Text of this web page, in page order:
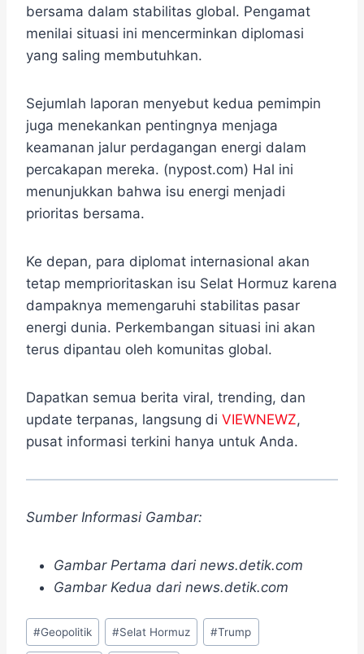
bersama dalam stabilitas global. Pengamat
menilai situasi ini mencerminkan diplomasi
yang saling membutuhkan.
Sejumlah laporan menyebut kedua pemimpin
juga menekankan pentingnya menjaga
keamanan jalur perdagangan energi dalam
percakapan mereka. (nypost.com) Hal ini
menunjukkan bahwa isu energi menjadi
prioritas bersama.
Ke depan, para diplomat internasional akan
tetap memprioritaskan isu Selat Hormuz karena
dampaknya memengaruhi stabilitas pasar
energi dunia. Perkembangan situasi ini akan
terus dipantau oleh komunitas global.
Dapatkan semua berita viral, trending, dan
update terpanas, langsung di VIEWNEWZ,
pusat informasi terkini hanya untuk Anda.
Sumber Informasi Gambar:
Gambar Pertama dari news.detik.com
Gambar Kedua dari news.detik.com
Post
Tags:
#Geopolitik #Selat Hormuz #Trump